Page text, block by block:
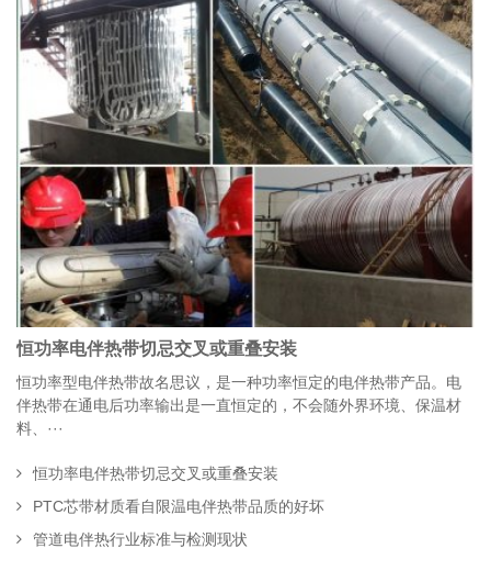
恒功率电伴热带切忌交叉或重叠安装
恒功率型电伴热带故名思议，是一种功率恒定的电伴热带产品。电
伴热带在通电后功率输出是一直恒定的，不会随外界环境、保温材
料、···
恒功率电伴热带切忌交叉或重叠安装
PTC芯带材质看自限温电伴热带品质的好坏
管道电伴热行业标准与检测现状